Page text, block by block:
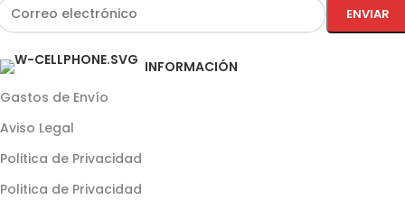
INFORMACIÓN
Gastos de Envío
Aviso Legal
Politica de Privacidad
Politica de Privacidad